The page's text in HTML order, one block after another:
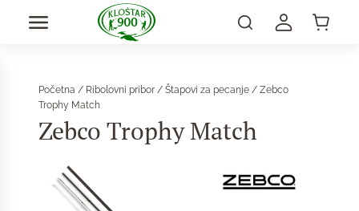
Početna / Ribolovni pribor / Štapovi za pecanje / Zebco
Trophy Match
Zebco Trophy Match